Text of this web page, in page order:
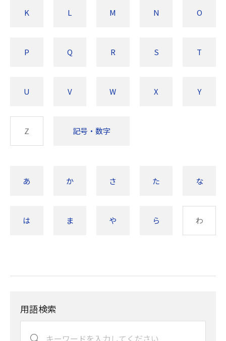
K L M N O
P Q R S T
U V W X Y
Z 記号・数字
あ か さ た な
は ま や ら わ
用語検索